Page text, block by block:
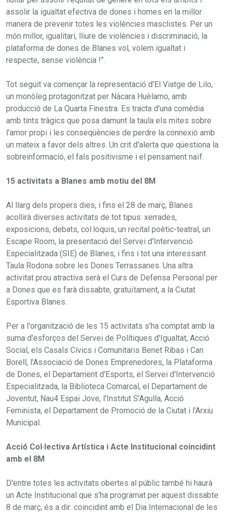
assolir la igualtat efectiva de dones i homes en la millor
manera de prevenir totes les violències masclistes. Per un
món millor, igualitari, lliure de violències i discriminació, la
plataforma de dones de Blanes vol, volem igualtat i
respecte, sense violència !".
Tot seguit va començar la representació d'El Viatge de Lilo,
un monòleg protagonitzat per Nàcara Huèlamo, amb
producció de La Quarta Finestra. Es tracta d'una comèdia
amb tints tràgics que posa damunt la taula els mites sobre
l'amor propi i les conseqüències de perdre la connexió amb
un mateix a favor dels altres. Un crit d'alerta que qüestiona la
sobreinformació, el fals positivisme i el pensament naïf.
15 activitats a Blanes amb motiu del 8M
Al llarg dels propers dies, i fins el 28 de març, Blanes
acollirà diverses activitats de tot tipus: xerrades,
exposicions, debats, col·loquis, un recital poètic-teatral, un
Escape Room, la presentació del Servei d'Intervenció
Especialitzada (SIE) de Blanes, i fins i tot una interessant
Taula Rodona sobre les Dones Terrassanes. Una altra
activitat prou atractiva serà el Curs de Defensa Personal per
a Dones que es farà dissabte, gratuïtament, a la Ciutat
Esportiva Blanes.
Per a l'organització de les 15 activitats s'ha comptat amb la
suma d'esforços del Servei de Polítiques d'Igualtat, Acció
Social, els Casals Cívics i Comunitaris Benet Ribas i Can
Borell, l'Associació de Dones Emprenedores, la Plataforma
de Dones, el Departament d'Esports, el Servei d'Intervenció
Especialitzada, la Biblioteca Comarcal, el Departament de
Joventut, Nau4 Espai Jove, l'Institut S'Agulla, Acció
Feminista, el Departament de Promoció de la Ciutat i l'Arxiu
Municipal.
Acció Col·lectiva Artística i Acte Institucional coincidint
amb el 8M
D'entre totes les activitats obertes al públic també hi haurà
un Acte Institucional que s'ha programat per aquest dissabte
8 de març, és a dir: coincidint amb el Dia Internacional de les